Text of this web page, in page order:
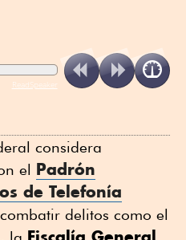
ReadSpeaker
considera
el Padrón
de Telefonía
delitos como el